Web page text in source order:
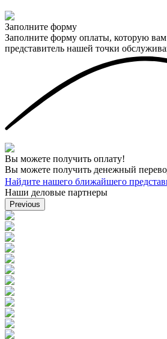
Заполните форму
Заполните форму оплаты, которую вам
представитель нашей точки
Вы можете получить оплату!
Вы можете получить денежный
Найдите нашего ближайшего
Наши деловые партнеры
Previous